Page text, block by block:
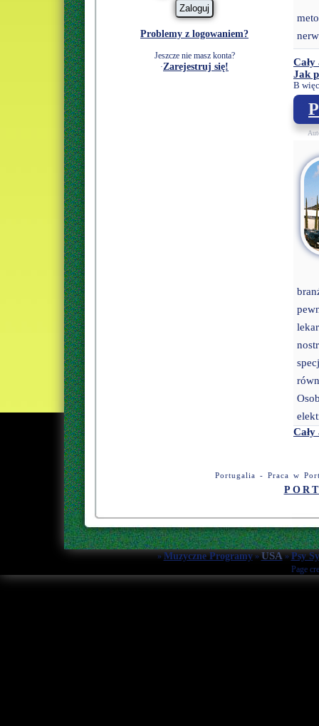
Jak
B
Problemy z logowaniem?
Jeszcze nie masz konta?
·Zarejestruj się!
Portugalia - Praca w
»Muzyczne Programy»USA»Psy
Page